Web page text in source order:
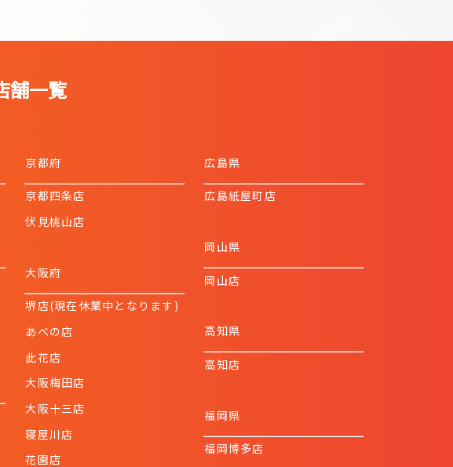
舗一覧
京都府
京都四条店
伏見桃山店
大阪府
堺店(現在休業中となります)
あべの店
此花店
大阪梅田店
大阪十三店
寝屋川店
花園店
広島県
広島紙屋町店
岡山県
岡山店
高知県
高知店
福岡県
福岡博多店